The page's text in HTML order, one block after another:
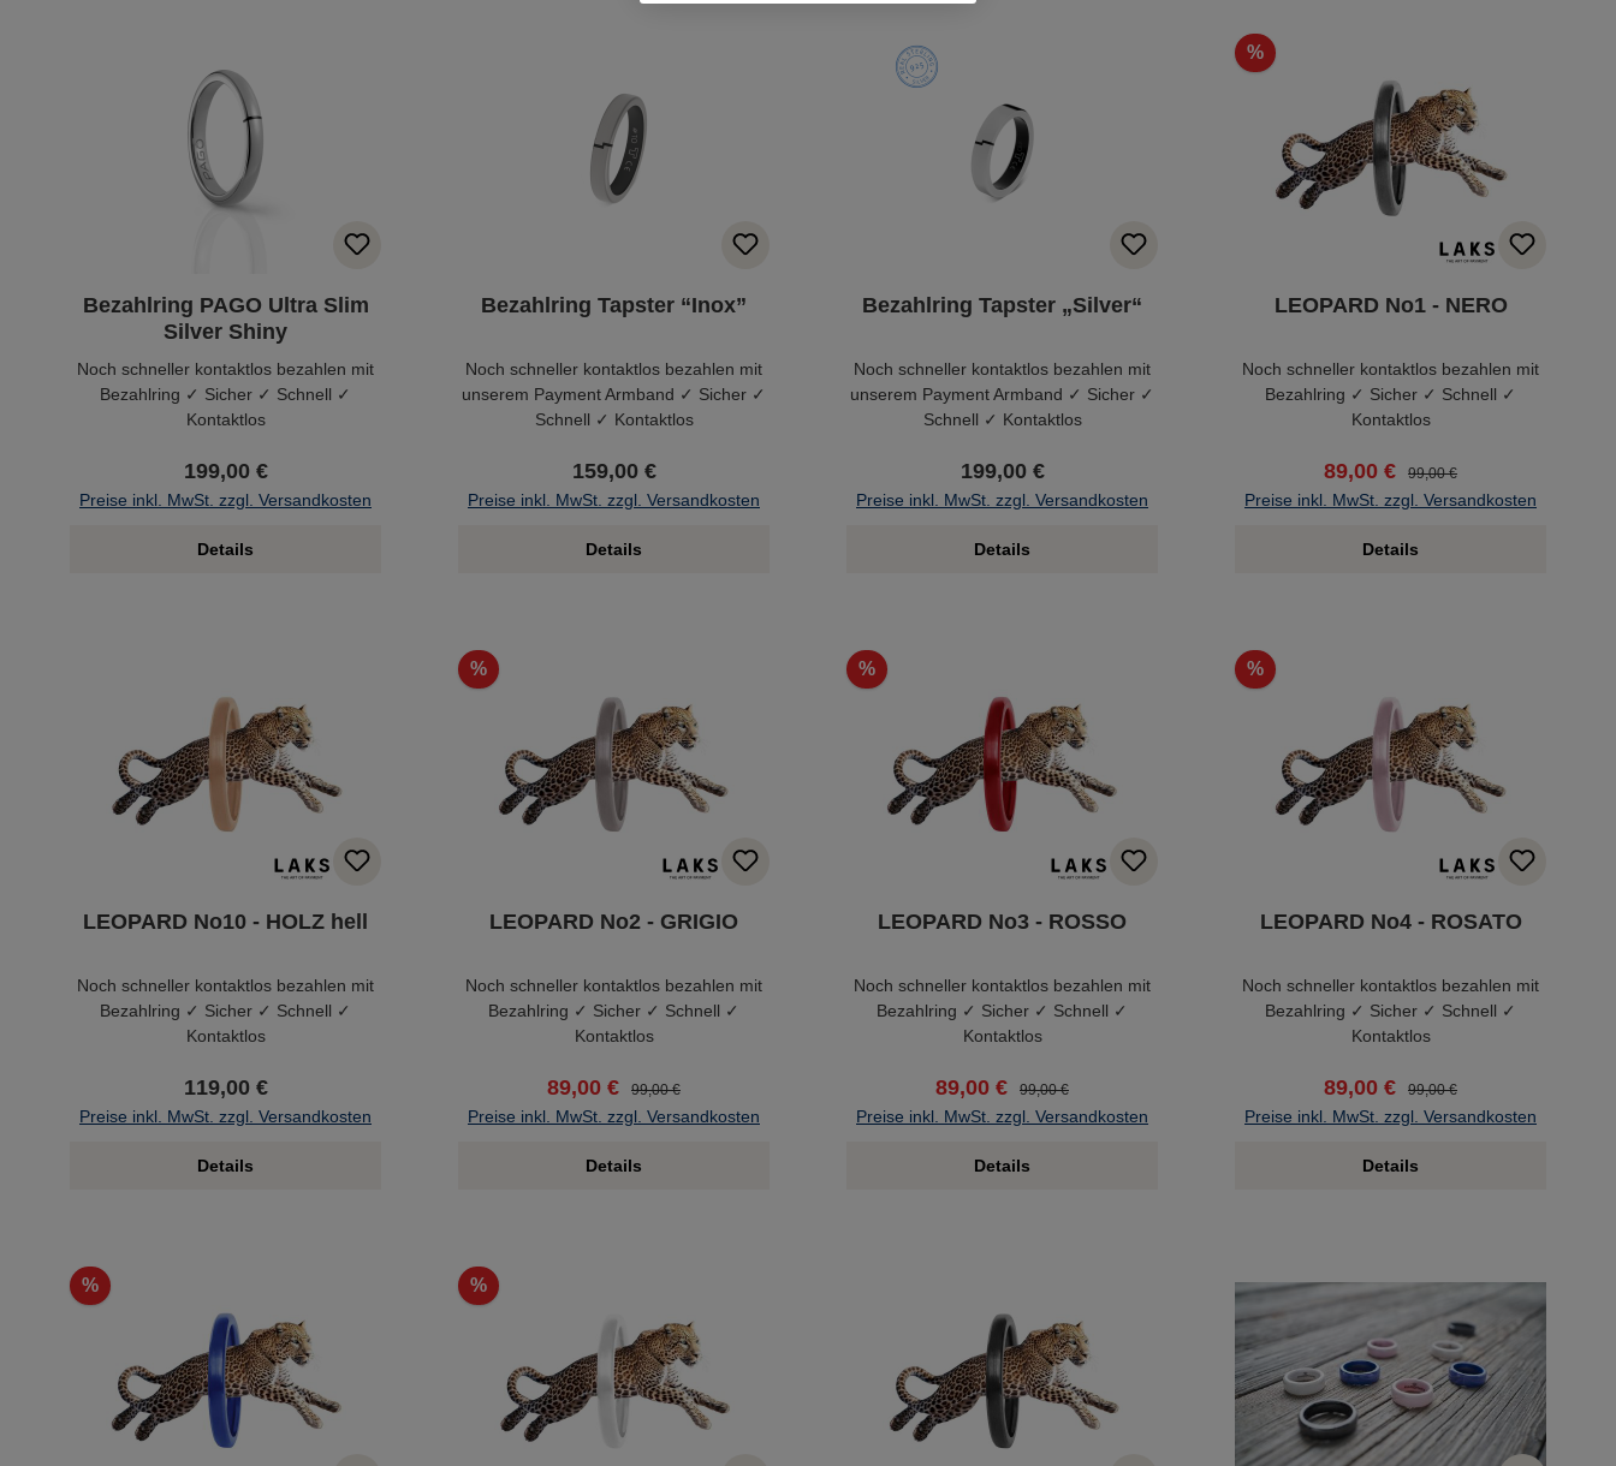
Bezahlring PAGO Ultra Slim
Silver Shiny
Noch schneller kontaktlos bezahlen mit
Bezahlring ✓ Sicher ✓ Schnell ✓
Kontaktlos
199,00 €
Preise inkl. MwSt. zzgl. Versandkosten
Details
Bezahlring Tapster “Inox”
Noch schneller kontaktlos bezahlen mit
unserem Payment Armband ✓ Sicher ✓
Schnell ✓ Kontaktlos
159,00 €
Preise inkl. MwSt. zzgl. Versandkosten
Details
Bezahlring Tapster „Silver“
Noch schneller kontaktlos bezahlen mit
unserem Payment Armband ✓ Sicher ✓
Schnell ✓ Kontaktlos
199,00 €
Preise inkl. MwSt. zzgl. Versandkosten
Details
%
LEOPARD No1 - NERO
Noch schneller kontaktlos bezahlen mit
Bezahlring ✓ Sicher ✓ Schnell ✓
Kontaktlos
89,00 € 99,00 €
Preise inkl. MwSt. zzgl. Versandkosten
Details
LEOPARD No10 - HOLZ hell
Noch schneller kontaktlos bezahlen mit
Bezahlring ✓ Sicher ✓ Schnell ✓
Kontaktlos
119,00 €
Preise inkl. MwSt. zzgl. Versandkosten
Details
%
LEOPARD No2 - GRIGIO
Noch schneller kontaktlos bezahlen mit
Bezahlring ✓ Sicher ✓ Schnell ✓
Kontaktlos
89,00 € 99,00 €
Preise inkl. MwSt. zzgl. Versandkosten
Details
%
LEOPARD No3 - ROSSO
Noch schneller kontaktlos bezahlen mit
Bezahlring ✓ Sicher ✓ Schnell ✓
Kontaktlos
89,00 € 99,00 €
Preise inkl. MwSt. zzgl. Versandkosten
Details
%
LEOPARD No4 - ROSATO
Noch schneller kontaktlos bezahlen mit
Bezahlring ✓ Sicher ✓ Schnell ✓
Kontaktlos
89,00 € 99,00 €
Preise inkl. MwSt. zzgl. Versandkosten
Details
% %